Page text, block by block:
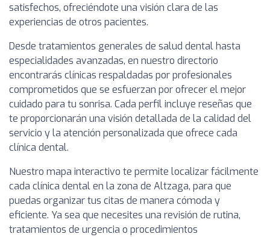
satisfechos, ofreciéndote una visión clara de las
experiencias de otros pacientes.
Desde tratamientos generales de salud dental hasta
especialidades avanzadas, en nuestro directorio
encontrarás clínicas respaldadas por profesionales
comprometidos que se esfuerzan por ofrecer el mejor
cuidado para tu sonrisa. Cada perfil incluye reseñas que
te proporcionarán una visión detallada de la calidad del
servicio y la atención personalizada que ofrece cada
clínica dental.
Nuestro mapa interactivo te permite localizar fácilmente
cada clínica dental en la zona de Altzaga, para que
puedas organizar tus citas de manera cómoda y
eficiente. Ya sea que necesites una revisión de rutina,
tratamientos de urgencia o procedimientos